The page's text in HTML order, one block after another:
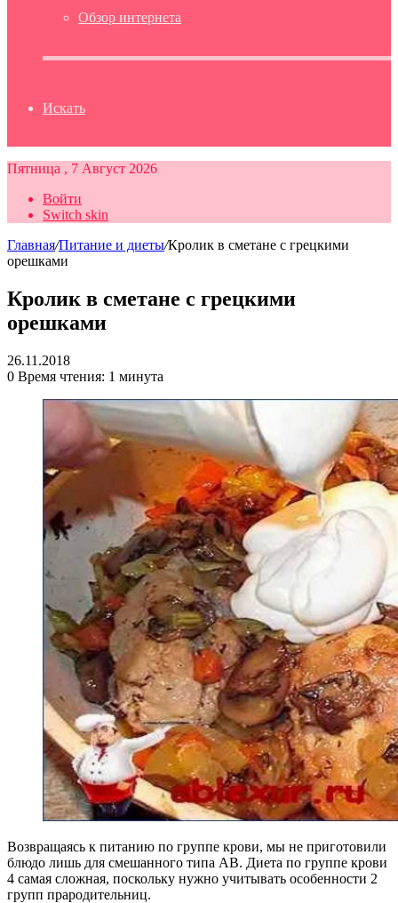
Обзор интернета
Искать
Пятница , 7 Август 2026
Войти
Switch skin
Главная/Питание и диеты/Кролик в сметане с грецкими
орешками
Кролик в сметане с грецкими
орешками
26.11.2018
0 Время чтения: 1 минута
Возвращаясь к питанию по группе крови, мы не приготовили
блюдо лишь для смешанного типа АВ. Диета по группе крови
4 самая сложная, поскольку нужно учитывать особенности 2
групп прародительниц.